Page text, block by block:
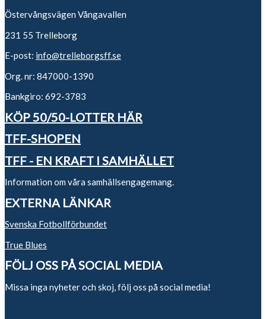
Östervångsvägen Vångavallen
231 55 Trelleborg
E-post: info@trelleborgsff.se
Org. nr: 847000-1390
Bankgiro: 692-3783
KÖP 50/50-LOTTER HÄR
TFF-SHOPEN
TFF - EN KRAFT I SAMHÄLLET
Information om våra samhällsengagemang.
EXTERNA LÄNKAR
Svenska Fotbollförbundet
True Blues
FÖLJ OSS PÅ SOCIAL MEDIA
Missa inga nyheter och skoj, följ oss på social media!